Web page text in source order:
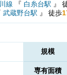
線
『 白糸台駅 』
武蔵野台駅 』 徒歩
規模
専有面積